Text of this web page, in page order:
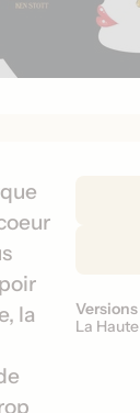
la
lV
e
Versions
La